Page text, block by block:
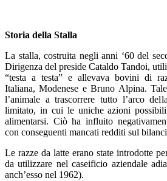
Storia della Stalla
La stalla, costruita negli anni ‘60 del
Dirigenza del preside Cataldo Tandoi,
“testa a testa” e allevava bovini di
Italiana, Modenese e Bruno Alpina.
l’animale a trascorrere tutto l’arco
limitato, in cui le uniche azioni
alimentarsi. Ciò ha influito
con conseguenti mancati redditi sul
Le razze da latte erano state introdotte
da utilizzare nel caseificio aziendale
anch’esso nel 1962).